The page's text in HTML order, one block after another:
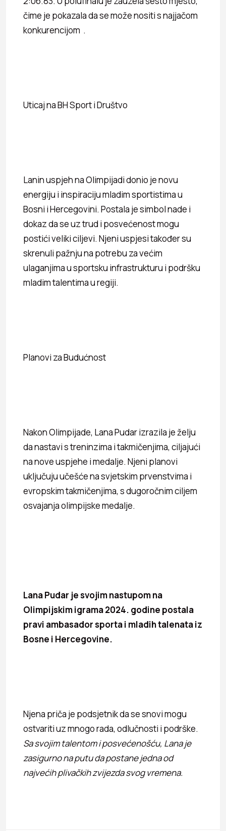
čime je pokazala da se može nositi s najjačom
konkurencijom .
Uticaj na BH Sport i Društvo
Lanin uspjeh na Olimpijadi donio je novu
energiju i inspiraciju mladim sportistima u
Bosni i Hercegovini. Postala je simbol nade i
dokaz da se uz trud i posvećenost mogu
postići veliki ciljevi. Njeni uspjesi također su
skrenuli pažnju na potrebu za većim
ulaganjima u sportsku infrastrukturu i podršku
mladim talentima u regiji.
Planovi za Budućnost
Nakon Olimpijade, Lana Pudar izrazila je želju
da nastavi s treninzima i takmičenjima, ciljajući
na nove uspjehe i medalje. Njeni planovi
uključuju učešće na svjetskim prvenstvima i
evropskim takmičenjima, s dugoročnim ciljem
osvajanja olimpijske medalje.
Lana Pudar je svojim nastupom na
Olimpijskim igrama 2024. godine postala
pravi ambasador sporta i mladih talenata iz
Bosne i Hercegovine.
Njena priča je podsjetnik da se snovi mogu
ostvariti uz mnogo rada, odlučnosti i podrške.
Sa svojim talentom i posvećenošću, Lana je
zasigurno na putu da postane jedna od
najvećih plivačkih zvijezda svog vremena.